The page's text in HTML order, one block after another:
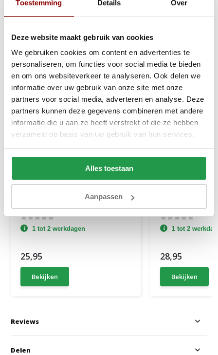
Toestemming Details Over
Deze website maakt gebruik van cookies
We gebruiken cookies om content en advertenties te
personaliseren, om functies voor social media te bieden
en om ons websiteverkeer te analyseren. Ook delen we
informatie over uw gebruik van onze site met onze
partners voor social media, adverteren en analyse. Deze
partners kunnen deze gegevens combineren met andere
informatie die u aan ze heeft verstrekt of die ze hebben
verzameld op basis van uw gebruik van hun services.
Alles toestaan
Aanpassen
1 tot 2 werkdagen
25,95
Bekijken
1 tot 2
28,95
Bekijken
Reviews
Delen